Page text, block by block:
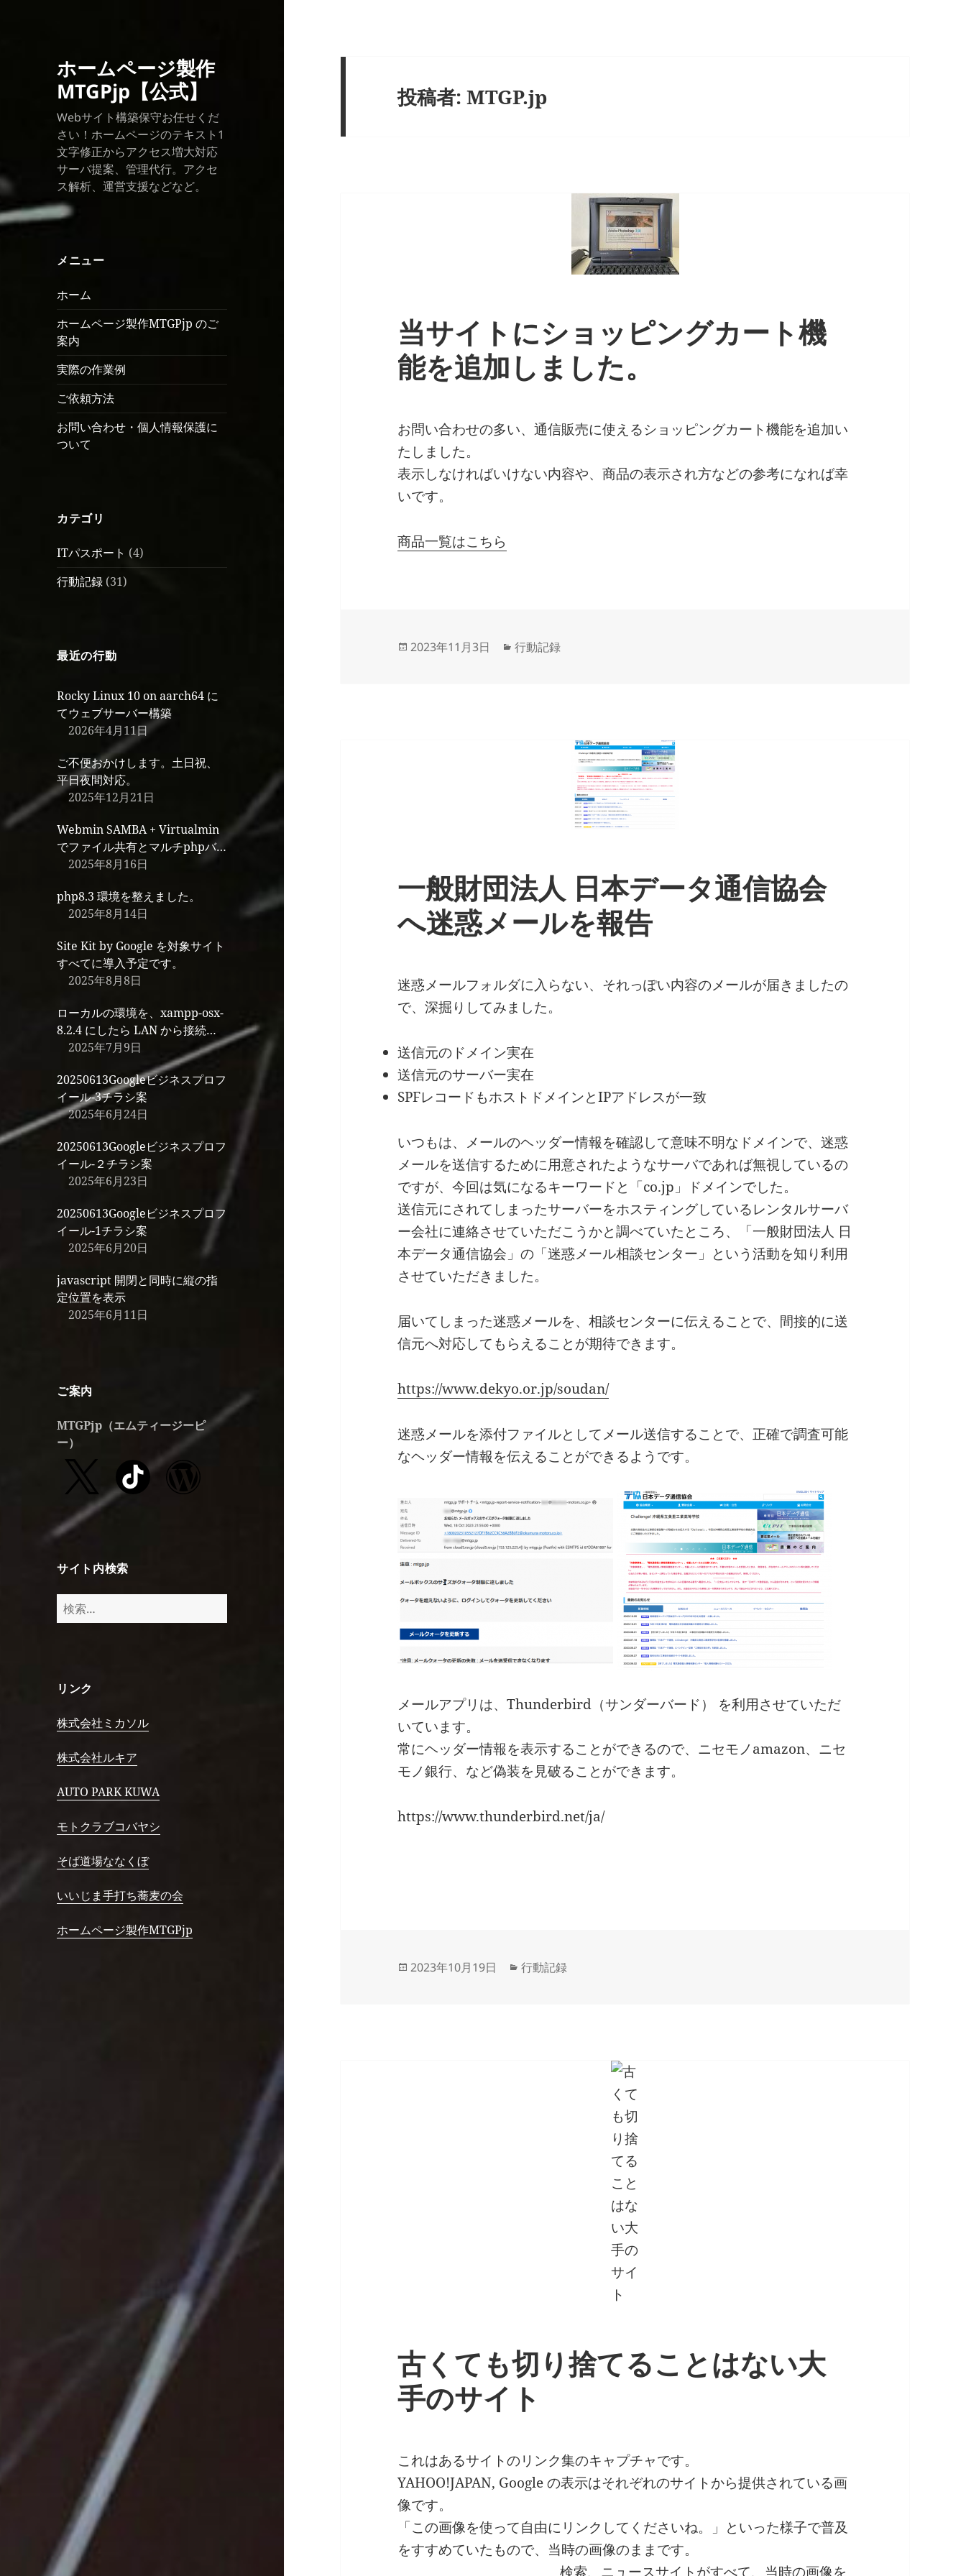
ホームページ製作
MTGPjp【公式】
Webサイト構築保守お任せくだ
さい！ホームページのテキスト1
文字修正からアクセス増大対応
サーバ提案、管理代行。アクセ
ス解析、運営支援などなど。
メニュー
ホーム
ホームページ製作MTGPjp のご
案内
実際の作業例
ご依頼方法
お問い合わせ・個人情報保護に
ついて
カテゴリ
ITパスポート (4)
行動記録 (31)
最近の行動
Rocky Linux 10 on aarch64 に
てウェブサーバー構築
2026年4月11日
ご不便おかけします。土日祝、
平日夜間対応。
2025年12月21日
Webmin SAMBA + Virtualmin
でファイル共有とマルチphpバ
ージョン環境
2025年8月16日
php8.3 環境を整えました。
2025年8月14日
Site Kit by Google を対象サイト
すべてに導入予定です。
2025年8月8日
ローカルの環境を、xampp-osx-
8.2.4 にしたら LAN から接続で
きないので、Mac のファイアウ
ォールをオフにしました。
2025年7月9日
20250613Googleビジネスプロフ
イール-3チラシ案
2025年6月24日
20250613Googleビジネスプロフ
イール-２チラシ案
2025年6月23日
20250613Googleビジネスプロフ
イール-1チラシ案
2025年6月20日
javascript 開閉と同時に縦の指
定位置を表示
2025年6月11日
ご案内
MTGPjp （エムティージーピ
ー）
サイト内検索
検
索:
リンク
株式会社ミカソル
株式会社ルキア
AUTO PARK KUWA
モトクラブコバヤシ
そば道場ななくぼ
いいじま手打ち蕎麦の会
ホームページ製作MTGPjp
投稿者:MTGP.jp
当サイトにショッピングカート機
能を追加しました。
お問い合わせの多い、通信販売に使えるショッピングカート機能を追加い
たしました。
表示しなければいけない内容や、商品の表示され方などの参考になれば幸
いです。
商品一覧はこちら
投
2023年11月3日
カ
行動記録
一般財団法人 日本データ通信協会
へ迷惑メールを報告
迷惑メールフォルダに入らない、それっぽい内容のメールが届きましたの
で、深掘りしてみました。
送信元のドメイン実在
送信元のサーバー実在
SPFレコードもホストドメインとIPアドレスが一致
いつもは、メールのヘッダー情報を確認して意味不明なドメインで、迷惑
メールを送信するために用意されたようなサーバであれば無視しているの
ですが、今回は気になるキーワードと「co.jp」ドメインでした。
送信元にされてしまったサーバーをホスティングしているレンタルサーバ
ー会社に連絡させていただこうかと調べていたところ、「一般財団法人 日
本データ通信協会」の「迷惑メール相談センター」という活動を知り利用
させていただきました。
届いてしまった迷惑メールを、相談センターに伝えることで、間接的に送
信元へ対応してもらえることが期待できます。
https://www.dekyo.or.jp/soudan/
迷惑メールを添付ファイルとしてメール送信することで、正確で調査可能
なヘッダー情報を伝えることができるようです。
メールアプリは、Thunderbird（サンダーバード） を利用させていただ
いています。
常にヘッダー情報を表示することができるので、ニセモノamazon、ニセ
モノ銀行、など偽装を見破ることができます。
https://www.thunderbird.net/ja/
投
2023年10月19日
カ
行動記録
古くても切り捨てることはない大
手のサイト
これはあるサイトのリンク集のキャプチャです。
YAHOO!JAPAN, Google の表示はそれぞれのサイトから提供されている画
像です。
「この画像を使って自由にリンクしてくださいね。」といった様子で普及
をすすめていたもので、当時の画像のままです。
検索、ニュースサイトがすべて、当時の画像を